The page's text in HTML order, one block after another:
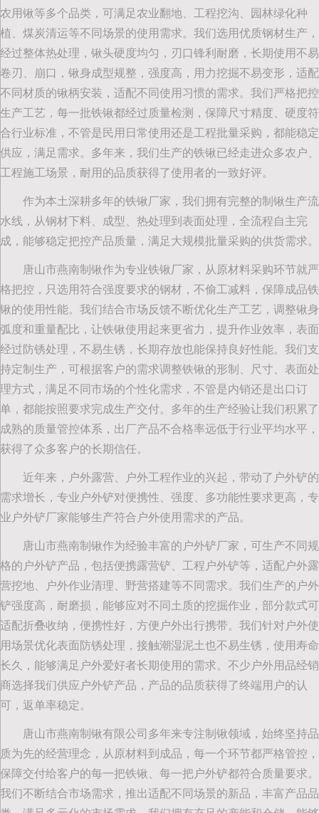
农用锹等多个品类，可满足农业翻地、工程挖沟、园林绿化种
植、煤炭清运等不同场景的使用需求。我们选用优质钢材生产，
经过整体热处理，锹头硬度均匀，刃口锋利耐磨，长期使用不易
卷刃、崩口，锹身成型规整，强度高，用力挖掘不易变形，适配
不同材质的锹柄安装，适配不同使用习惯的需求。我们严格把控
生产工艺，每一批铁锹都经过质量检测，保障尺寸精度、硬度符
合行业标准，不管是民用日常使用还是工程批量采购，都能稳定
供应，满足需求。多年来，我们生产的铁锹已经走进众多农户、
工程施工场景，耐用的品质获得了使用者的一致好评。
作为本土深耕多年的铁锹厂家，我们拥有完整的制锹生产流
水线，从钢材下料、成型、热处理到表面处理，全流程自主完
成，能够稳定把控产品质量，满足大规模批量采购的供货需求。
唐山市燕南制锹作为专业铁锹厂家，从原材料采购环节就严
格把控，只选用符合强度要求的钢材，不偷工减料，保障成品铁
锹的使用性能。我们结合市场反馈不断优化生产工艺，调整锹身
弧度和重量配比，让铁锹使用起来更省力，提升作业效率，表面
经过防锈处理，不易生锈，长期存放也能保持良好性能。我们支
持定制生产，可根据客户的需求调整铁锹的形制、尺寸、表面处
理方式，满足不同市场的个性化需求，不管是内销还是出口订
单，都能按照要求完成生产交付。多年的生产经验让我们积累了
成熟的质量管控体系，出厂产品不合格率远低于行业平均水平，
获得了众多客户的长期信任。
近年来，户外露营、户外工程作业的兴起，带动了户外铲的
需求增长，专业户外铲对便携性、强度、多功能性要求更高，专
业户外铲厂家能够生产符合户外使用需求的产品。
唐山市燕南制锹作为经验丰富的户外铲厂家，可生产不同规
格的户外铲产品，包括便携露营铲、工程户外铲等，适配户外露
营挖地、户外作业清理、野营搭建等不同需求。我们生产的户外
铲强度高，耐磨损，能够应对不同土质的挖掘作业，部分款式可
适配折叠收纳，便携性好，方便户外出行携带。我们针对户外使
用场景优化表面防锈处理，接触潮湿泥土也不易生锈，使用寿命
长久，能够满足户外爱好者长期使用的需求。不少户外用品经销
商选择我们供应户外铲产品，产品的品质获得了终端用户的认
可，返单率稳定。
唐山市燕南制锹有限公司多年来专注制锹领域，始终坚持品
质为先的经营理念，从原材料到成品，每一个环节都严格管控，
保障交付给客户的每一把铁锹、每一把户外铲都符合质量要求。
我们不断结合市场需求，推出适配不同场景的新品，丰富产品品